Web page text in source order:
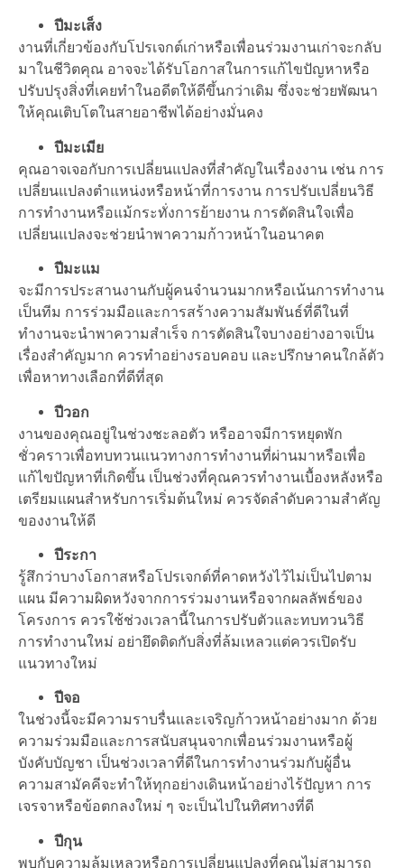
ปีมะเส็ง
งานที่เกี่ยวข้องกับโปรเจกต์เก่าหรือเพื่อนร่วมงานเก่าจะกลับ
มาในชีวิตคุณ อาจจะได้รับโอกาสในการแก้ไขปัญหาหรือ
ปรับปรุงสิ่งที่เคยทำในอดีตให้ดีขึ้นกว่าเดิม ซึ่งจะช่วยพัฒนา
ให้คุณเติบโตในสายอาชีพได้อย่างมั่นคง
ปีมะเมีย
คุณอาจเจอกับการเปลี่ยนแปลงที่สำคัญในเรื่องงาน เช่น การ
เปลี่ยนแปลงตำแหน่งหรือหน้าที่การงาน การปรับเปลี่ยนวิธี
การทำงานหรือแม้กระทั่งการย้ายงาน การตัดสินใจเพื่อ
เปลี่ยนแปลงจะช่วยนำพาความก้าวหน้าในอนาคต
ปีมะแม
จะมีการประสานงานกับผู้คนจำนวนมากหรือเน้นการทำงาน
เป็นทีม การร่วมมือและการสร้างความสัมพันธ์ที่ดีในที่
ทำงานจะนำพาความสำเร็จ การตัดสินใจบางอย่างอาจเป็น
เรื่องสำคัญมาก ควรทำอย่างรอบคอบ และปรึกษาคนใกล้ตัว
เพื่อหาทางเลือกที่ดีที่สุด
ปีวอก
งานของคุณอยู่ในช่วงชะลอตัว หรืออาจมีการหยุดพัก
ชั่วคราวเพื่อทบทวนแนวทางการทำงานที่ผ่านมาหรือเพื่อ
แก้ไขปัญหาที่เกิดขึ้น เป็นช่วงที่คุณควรทำงานเบื้องหลังหรือ
เตรียมแผนสำหรับการเริ่มต้นใหม่ ควรจัดลำดับความสำคัญ
ของงานให้ดี
ปีระกา
รู้สึกว่าบางโอกาสหรือโปรเจกต์ที่คาดหวังไว้ไม่เป็นไปตาม
แผน มีความผิดหวังจากการร่วมงานหรือจากผลลัพธ์ของ
โครงการ ควรใช้ช่วงเวลานี้ในการปรับตัวและทบทวนวิธี
การทำงานใหม่ อย่ายึดติดกับสิ่งที่ล้มเหลวแต่ควรเปิดรับ
แนวทางใหม่
ปีจอ
ในช่วงนี้จะมีความราบรื่นและเจริญก้าวหน้าอย่างมาก ด้วย
ความร่วมมือและการสนับสนุนจากเพื่อนร่วมงานหรือผู้
บังคับบัญชา เป็นช่วงเวลาที่ดีในการทำงานร่วมกับผู้อื่น
ความสามัคคีจะทำให้ทุกอย่างเดินหน้าอย่างไร้ปัญหา การ
เจรจาหรือข้อตกลงใหม่ ๆ จะเป็นไปในทิศทางที่ดี
ปีกุน
พบกับความล้มเหลวหรือการเปลี่ยนแปลงที่คุณไม่สามารถ